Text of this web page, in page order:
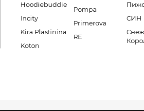
Hoodiebuddie
Incity
Kira Plastinina
Koton
Pompa
Primerova
RE
СИН